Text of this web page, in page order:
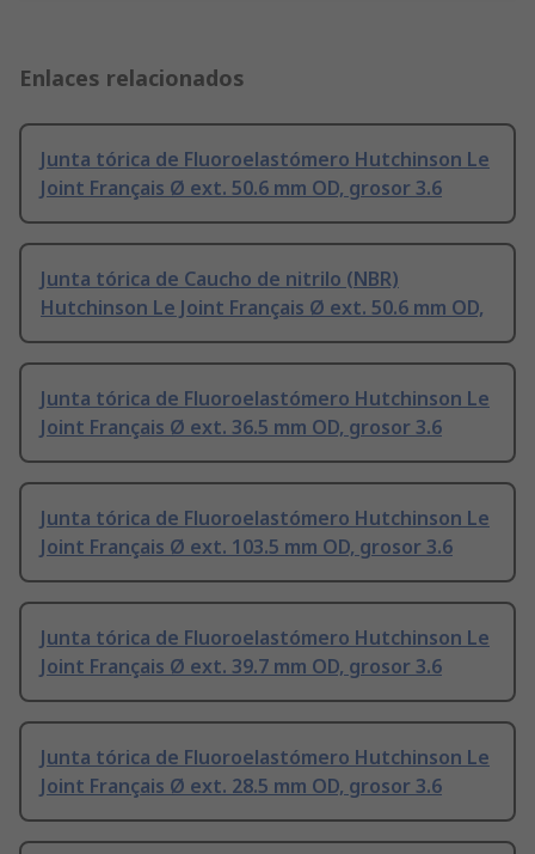
Enlaces relacionados
Junta tórica de Fluoroelastómero Hutchinson Le
Joint Français Ø ext. 50.6 mm OD, grosor 3.6
Junta tórica de Caucho de nitrilo (NBR)
Hutchinson Le Joint Français Ø ext. 50.6 mm OD,
Junta tórica de Fluoroelastómero Hutchinson Le
Joint Français Ø ext. 36.5 mm OD, grosor 3.6
Junta tórica de Fluoroelastómero Hutchinson Le
Joint Français Ø ext. 103.5 mm OD, grosor 3.6
Junta tórica de Fluoroelastómero Hutchinson Le
Joint Français Ø ext. 39.7 mm OD, grosor 3.6
Junta tórica de Fluoroelastómero Hutchinson Le
Joint Français Ø ext. 28.5 mm OD, grosor 3.6